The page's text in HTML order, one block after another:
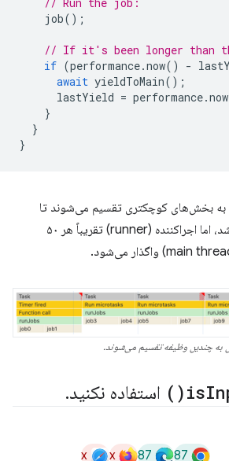
job
// If it's been longer
if (performance.now () -
await yieldToMain
lastYield
= performance.
کوچکتری تقسیم می‌شوند تا
اجرای آنها خیلی طول نکشد، اما اجراکننده (runner) تقریباً هر ۵۰
چندین وظیفه تقسیم می‌شوند.
is
)استفاده نکنید.
87
87
x
x